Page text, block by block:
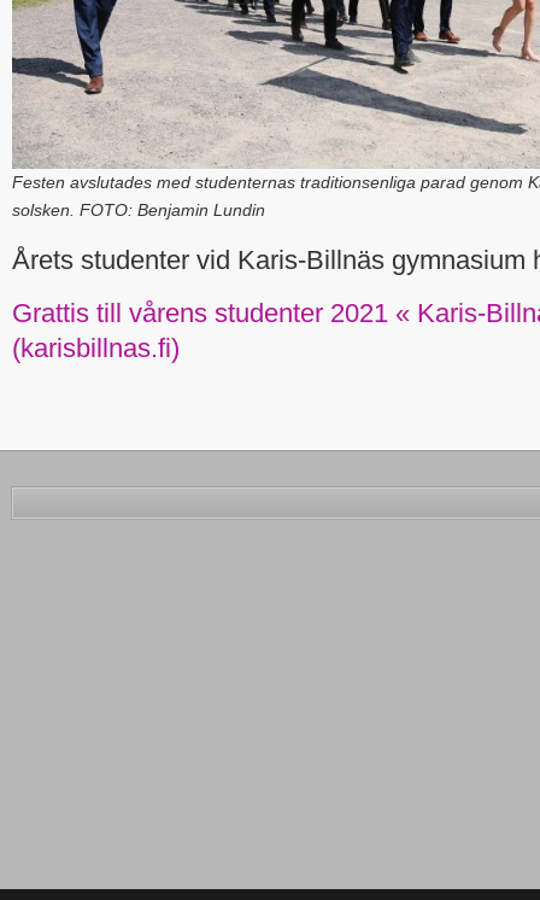
Festen avslutades med studenternas traditionsenliga parad genom
solsken. FOTO: Benjamin Lundin
Årets studenter vid Karis-Billnäs gymnasium
Grattis till vårens studenter 2021 « Karis-
(karisbillnas.fi)